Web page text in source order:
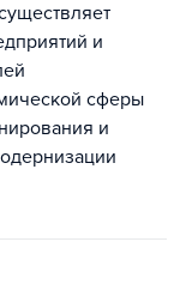
и
сферы
и